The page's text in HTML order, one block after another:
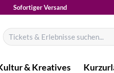
Sofortiger Versand
Suchen
nach:
& Kreatives